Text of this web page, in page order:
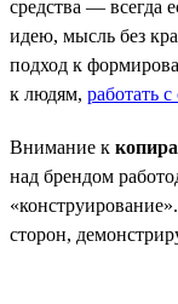
средства — всегда
идею, мысль без
подход к
к людям, работать
Внимание к
над брендом
сторон,